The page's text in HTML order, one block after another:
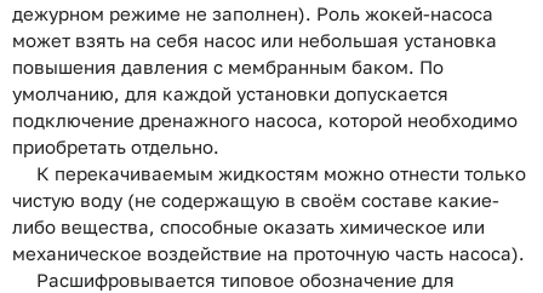
дежурном режиме не заполнен). Роль жокей-насоса
может взять на себя насос или небольшая установка
повышения давления с мембранным баком. По
умолчанию, для каждой установки допускается
подключение дренажного насоса, которой необходимо
приобретать отдельно.
К перекачиваемым жидкостям можно отнести только
чистую воду (не содержащую в своём составе какие-
либо вещества, способные оказать химическое или
механическое воздействие на проточную часть насоса).
Расшифровывается типовое обозначение для